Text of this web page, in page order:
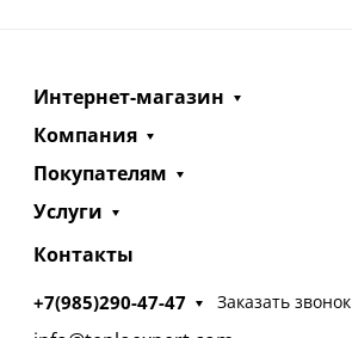
Интернет-магазин
Компания
Покупателям
Услуги
Контакты
+7(985)290-47-47 Заказать звонок